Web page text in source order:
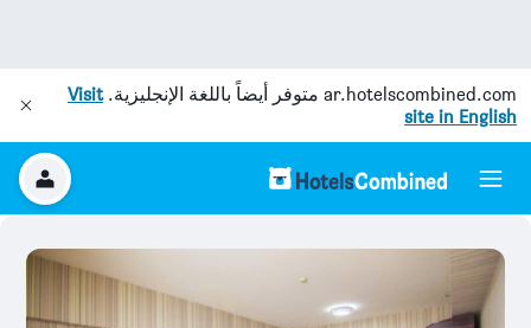
ar.hotelscombined.com متوفر أيضاً باللغة الإنجليزية.Visit
site in English